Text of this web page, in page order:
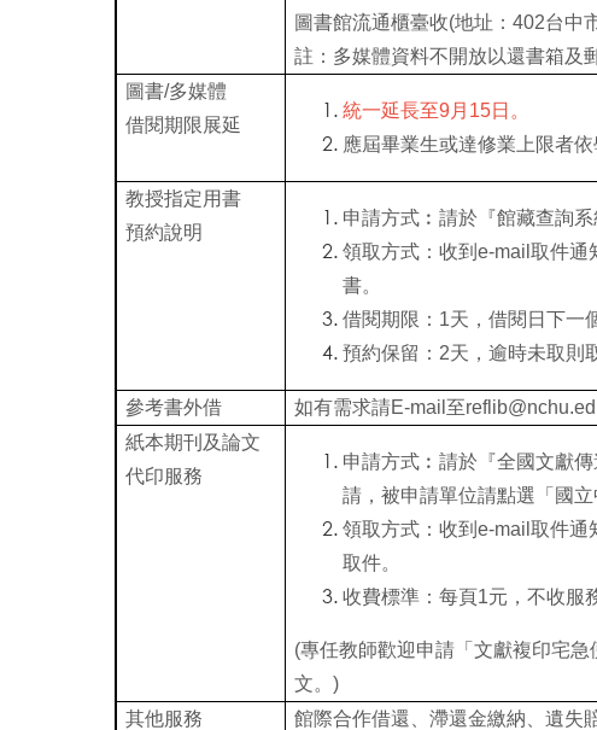
圖書館流通櫃臺收(地址：402台中
註：多媒體資料不開放以還書箱及
圖書/多媒體
借閱期限展延
統一延長至9月15日。
應屆畢業生或達修業上限者依
教授指定用書
預約說明
申請方式︰請於『館藏查詢系
領取方式：收到e-mail取件通
書。
借閱期限：1天，借閱日下一
預約保留：2天，逾時未取則
參考書外借 如有需求請E-mail至
紙本期刊及論文
代印服務
申請方式︰請於『全國文獻
請，被申請單位請點選「國立
領取方式：收到e-mail取件通
取件。
收費標準：每頁1元，不收服
(專任教師歡迎申請「文獻複印宅急
文。)
其他服務
館際合作借還、滯還金繳納、遺失